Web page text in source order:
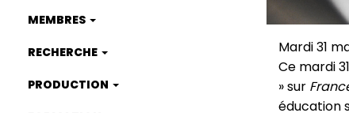
MEMBRES
RECHERCHE
PRODUCTION
Mardi 31
Ce mardi
» sur
éducation